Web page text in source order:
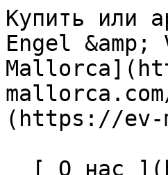
Купить или арендовать коммерческую недвижимость с Engel &amp; Völkers Mallorca                [ ![EV Mallorca](https://cdn.ev-mallorca.com/images/web/EV_Logo_RGB.svg) ](https://ev-mallorca.com/ru)  Mallorca  

  [ О нас ](https://ev-mallorca.com/ru/o-nas) [ О Майорке ](https://ev-mallorca.com/ru/o-mayorke) [ Контакт ](https://ev-mallorca.com/ru/adresa-ofisov) [ Продайте свою недвижимость ](https://ev-mallorca.com/ru/prodat-nedvizhimost-mayorka) [    Моя учетная запись  ](https://ev-mallorca.com/ru/moya-uchetnaya-zapis)   Русский       [ English ](https://ev-mallorca.com/en/commercial-properties?type%5B0%5D=13)   [ Español ](https://ev-mallorca.com/es/propiedades-comerciales?type%5B0%5D=13)   [ Deutsch ](https://ev-mallorca.com/de/gewerbeimmobilien?type%5B0%5D=13)   [ Català ](https://ev-mallorca.com/ca/immobiliaria-comercial?type%5B0%5D=13)   [ Svenska ](https://ev-mallorca.com/sv/kommersiella-fastigheter?type%5B0%5D=13)   [ Français ](https://ev-mallorca.com/fr/immobilier-commercial?type%5B0%5D=13)   [ Polski ](https://ev-mallorca.com/pl/nieruchomosci-komercyjne?type%5B0%5D=13)   [ Italiano ](https://ev-mallorca.com/it/immobili-commerciali?type%5B0%5D=13)   [ Dutch ](https://ev-mallorca.com/nl/commerciele-immobili%C3%ABn?type%5B0%5D=13)    [ Dansk ](https://ev-mallorca.com/da/erhvervsejendomme?type%5B0%5D=13)   

  Покупка  [ Все объекты недвижимости ](https://ev-mallorca.com/ru/nedvizhimost-mayorka?contract_type=0) [ Дома / Виллы ](https://ev-mallorca.com/ru/nedvizhimost-mayorka?contract_type=0&type%5B0%5D=0) [ Финки ](https://ev-mallorca.com/ru/nedvizhimost-mayorka?contract_type=0&type%5B0%5D=1) [ Квартиры ](https://ev-mallorca.com/ru/nedvizhimost-mayorka?contract_type=0&type%5B0%5D=2) [ Пентхаусы ](https://ev-mallorca.com/ru/nedvizhimost-mayorka?contract_type=0&type%5B0%5D=5) [ Земельные участки ](https://ev-mallorca.com/ru/nedvizhimost-mayorka?contract_type=0&type%5B0%5D=3) [ Новострои ](https://ev-mallorca.com/ru/nedvizhimost-mayorka?contract_type=0&type%5B0%5D=development) 

  Долгосрочная аренда  [ Все объекты недвижимости ](https://ev-mallorca.com/ru/nedvizhimost-mayorka?contract_type=1) [ Дома / Виллы ](https://ev-mallorca.com/ru/nedvizhimost-mayorka?contract_type=1&type%5B0%5D=0) [ Финки ](https://ev-mallorca.com/ru/nedvizhimost-mayorka?contract_type=1&type%5B0%5D=1) [ Квартиры ](https://ev-mallorca.com/ru/nedvizhimost-